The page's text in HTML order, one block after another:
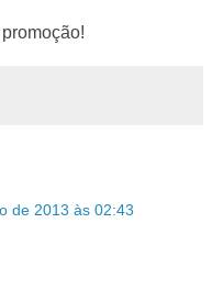
de 2013 às 02:43